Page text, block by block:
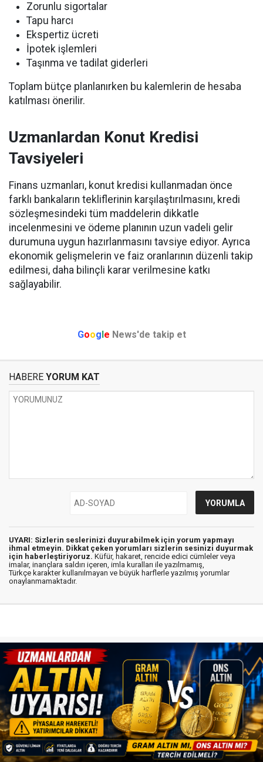
Zorunlu sigortalar
Tapu harcı
Ekspertiz ücreti
İpotek işlemleri
Taşınma ve tadilat giderleri
Toplam bütçe planlanırken bu kalemlerin de hesaba
katılması önerilir.
Uzmanlardan Konut Kredisi
Tavsiyeleri
Finans uzmanları, konut kredisi kullanmadan önce
farklı bankaların tekliflerinin karşılaştırılmasını, kredi
sözleşmesindeki tüm maddelerin dikkatle
incelenmesini ve ödeme planının uzun vadeli gelir
durumuna uygun hazırlanmasını tavsiye ediyor. Ayrıca
ekonomik gelişmelerin ve faiz oranlarının düzenli takip
edilmesi, daha bilinçli karar verilmesine katkı
sağlayabilir.
Google News'de takip et
HABERE YORUM KAT
UYARI: Sizlerin seslerinizi duyurabilmek için yorum yapmayı
ihmal etmeyin. Dikkat çeken yorumları sizlerin sesinizi duyurmak
için haberleştiriyoruz. Küfür, hakaret, rencide edici cümleler veya
imalar, inançlara saldırı içeren, imla kuralları ile yazılmamış,
Türkçe karakter kullanılmayan ve büyük harflerle yazılmış yorumlar
onaylanmamaktadır.